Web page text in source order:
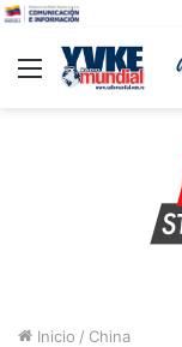
Menu
Inicio / China